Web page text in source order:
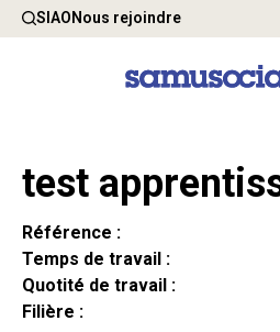
SIAONous rejoindre
test
Référence :
Temps de travail :
Quotité de travail :
Filière :